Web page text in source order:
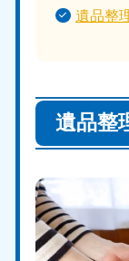
遺品整
遺品整